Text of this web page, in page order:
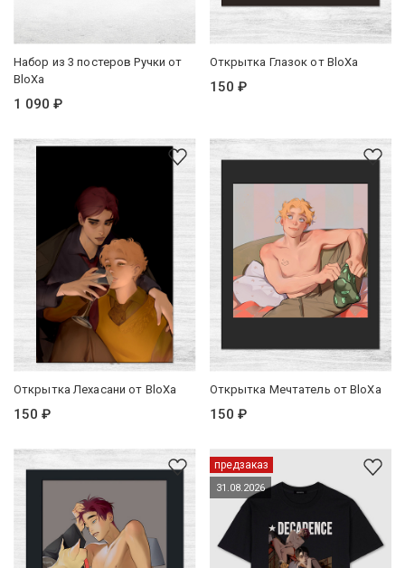
Набор из 3 постеров Ручки от
BloXa
1 090 ₽
Открытка Глазок от BloXa
150 ₽
Открытка Лехасани от BloXa
150 ₽
Открытка Мечтатель от BloXa
150 ₽
предзаказ
31.08.2026